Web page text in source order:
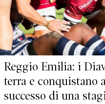
Reggio Emilia: i
terra e conquistano
successo di una